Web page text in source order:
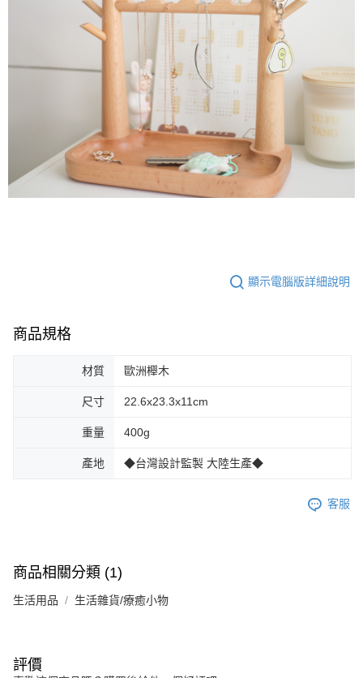
顯示電腦版詳細說明
商品規格
材質 歐洲櫸木
尺寸 22.6x23.3x11cm
重量 400g
產地 ◆台灣設計監製 大陸生產◆
客服
商品相關分類 (1)
生活用品 生活雜貨/療癒小物
評價